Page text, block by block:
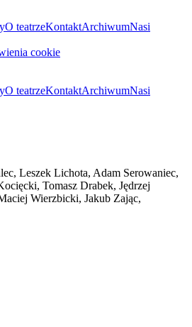
O teatrzeKontaktArchiwumNasi
cookie
O teatrzeKontaktArchiwumNasi
Leszek Lichota, Adam Serowaniec,
Tomasz Drabek, Jędrzej
Wierzbicki, Jakub Zając,